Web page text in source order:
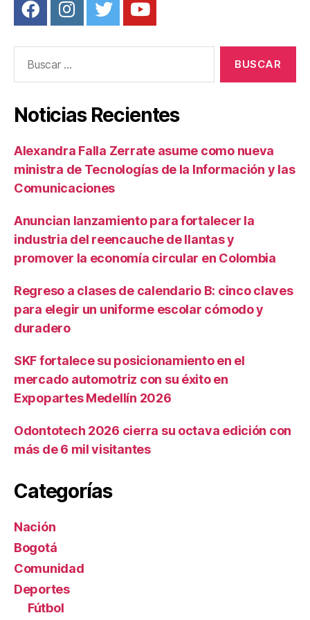
Noticias Recientes
Alexandra Falla Zerrate asume como nueva
ministra de Tecnologías de la Información y las
Comunicaciones
Anuncian lanzamiento para fortalecer la
industria del reencauche de llantas y
promover la economía circular en Colombia
Regreso a clases de calendario B: cinco claves
para elegir un uniforme escolar cómodo y
duradero
SKF fortalece su posicionamiento en el
mercado automotriz con su éxito en
Expopartes Medellín 2026
Odontotech 2026 cierra su octava edición con
más de 6 mil visitantes
Categorías
Nación
Bogotá
Comunidad
Deportes
Fútbol